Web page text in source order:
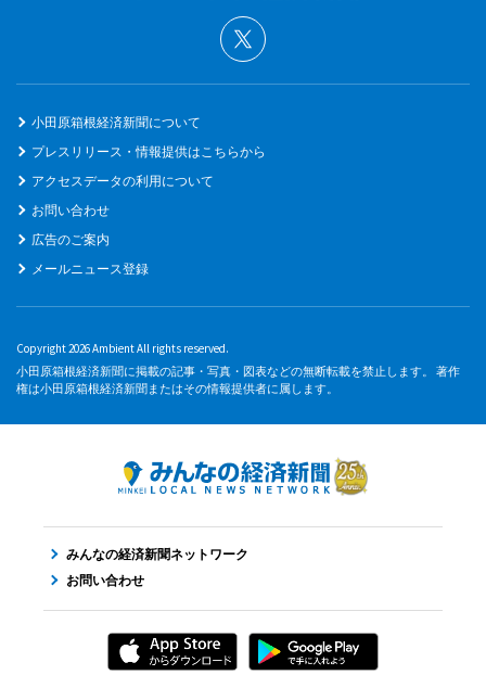
小田原箱根経済新聞について
プレスリリース・情報提供はこちらから
アクセスデータの利用について
お問い合わせ
広告のご案内
メールニュース登録
Copyright 2026 Ambient All rights reserved.
小田原箱根経済新聞に掲載の記事・写真・図表などの無断転載を禁止します。 著作
権は小田原箱根経済新聞またはその情報提供者に属します。
みんなの経済新聞ネットワーク
お問い合わせ